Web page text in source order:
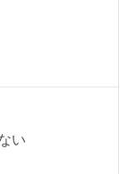
い